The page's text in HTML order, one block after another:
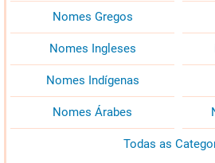
Nomes Gregos
Nomes Ingleses
Nomes Indígenas
Nomes Árabes
Todas as